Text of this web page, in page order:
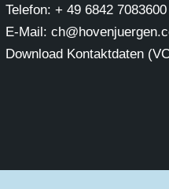
Telefon: + 49 6842 7083600
E-Mail:
Download Kontaktdaten